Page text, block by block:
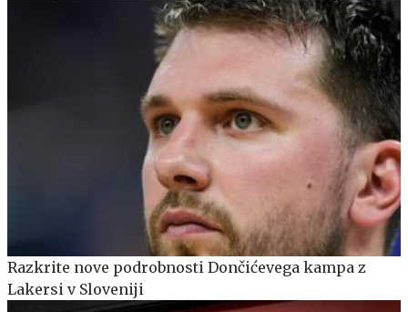
Razkrite nove podrobnosti Dončićevega kampa z
Lakersi v Sloveniji